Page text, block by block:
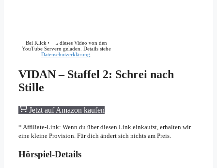
Bei Klick wird dieses Video von den
YouTube Servern geladen. Details siehe
Datenschutzerklärung
VIDAN – Staffel 2: Schrei nach
Stille
Jetzt auf Amazon kaufen
* Affiliate-Link: Wenn du über diesen Link einkaufst, erhalten wir
eine kleine Provision. Für dich ändert sich nichts am Preis.
Hörspiel-Details